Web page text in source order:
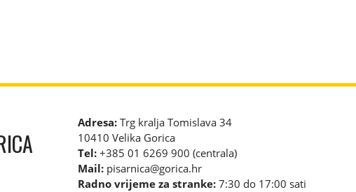
Adresa: Trg kralja Tomislava 34
10410 Velika Gorica
Tel: +385 01 6269 900 (centrala)
Mail: pisarnica@gorica.hr
Radno vrijeme za stranke: 7:30 do 17:00 sati